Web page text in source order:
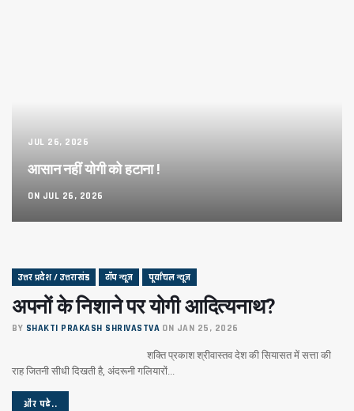
JUL 26, 2026
आसान नहीं योगी को हटाना !
ON JUL 26, 2026
उत्तर प्रदेश / उत्तराखंड टॉप न्यूज पूर्वांचल न्यूज
अपनों के निशाने पर योगी आदित्यनाथ?
BY SHAKTI PRAKASH SHRIVASTVA ON JAN 25, 2026
शक्ति प्रकाश श्रीवास्तव देश की सियासत में सत्ता की
राह जितनी सीधी दिखती है, अंदरूनी गलियारों...
और पढे..